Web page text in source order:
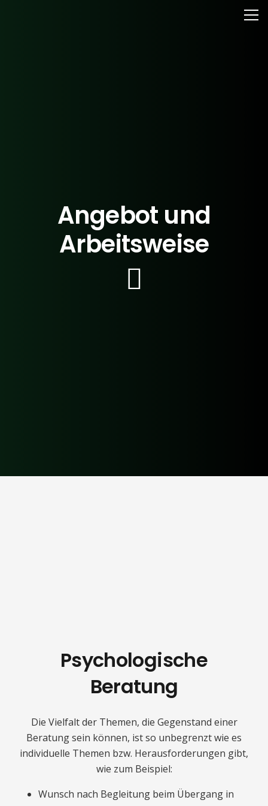
Angebot und
Arbeitsweise
Psychologische
Beratung
Die Vielfalt der Themen, die Gegenstand einer
Beratung sein können, ist so unbegrenzt wie es
individuelle Themen bzw. Herausforderungen gibt,
wie zum Beispiel:
Wunsch nach Begleitung beim Übergang in